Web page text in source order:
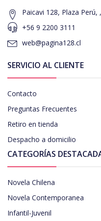
Paicavi 128, Plaza
+56 9 2200 3111
web@pagina128.cl
SERVICIO AL CLIENTE
Contacto
Preguntas Frecuentes
Retiro en tienda
Despacho a domicilio
CATEGORÍAS
Novela Chilena
Novela Contemporanea
Infantil-Juvenil